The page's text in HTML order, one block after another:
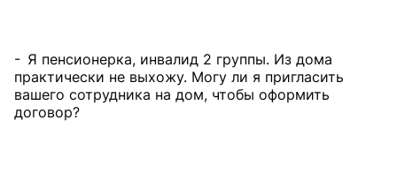
- Я пенсионерка, инвалид 2 группы. Из дома
практически не выхожу. Могу ли я пригласить
вашего сотрудника на дом, чтобы оформить
договор?